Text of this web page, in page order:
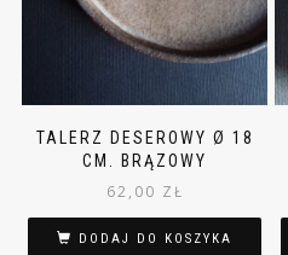
TALERZ DESEROWY Ø 18
CM. BRĄZOWY
62,00 ZŁ
DODAJ DO KOSZYKA